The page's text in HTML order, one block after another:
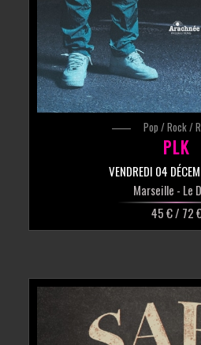
Pop / Rock /
PLK
VENDREDI 04
Marseille - Le
45 € / 72